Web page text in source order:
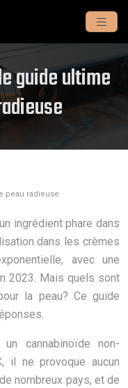
guide ultime
peau radieuse
ingrédient phare dans
dans les crèmes
avec une
2023. Mais quels sont
la peau? Ce guide
cannabinoïde non-
il ne provoque aucun
nombreux pays, et de